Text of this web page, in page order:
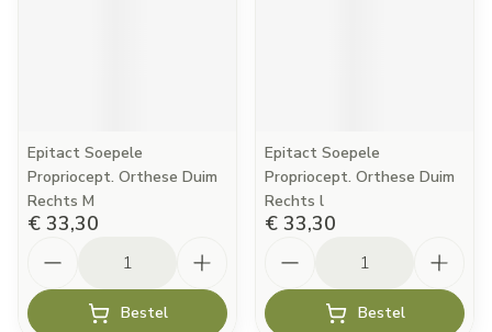
Epitact Soepele
Propriocept. Orthese Duim
Rechts M
€ 33,30
Bestel
Epitact Soepele
Propriocept. Orthese Duim
Rechts l
€ 33,30
Bestel